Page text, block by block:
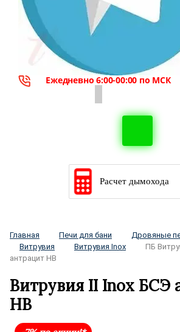
Ежедневно 6:00-00:00 по МСК
Расчет дымохода
Главная Печи для бани Дровяные
Витрувия
Витрувия Inox
ПБ
антрацит НВ
Витрувия II Inox БСЭ
НВ